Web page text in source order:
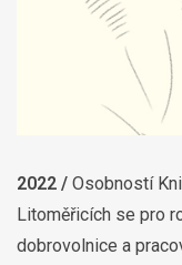
2022 / Osobností
Litoměřicích se pro
dobrovolnice a